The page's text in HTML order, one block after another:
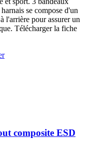
se compose d'un
l'arrière pour assurer un
Télécharger la fiche
composite ESD